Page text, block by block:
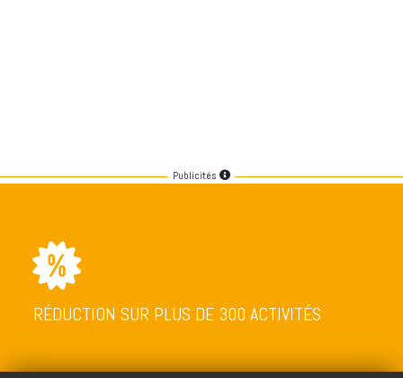
Publicités
RÉDUCTION SUR PLUS DE 300 ACTIVITÉS